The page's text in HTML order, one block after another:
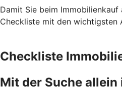
Damit Sie beim Immobilienkauf
Checkliste mit den wichtigsten
Checkliste
Mit der Suche